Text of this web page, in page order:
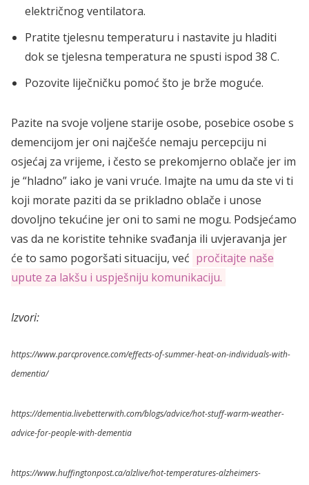
električnog ventilatora.
Pratite tjelesnu temperaturu i nastavite ju hladiti
dok se tjelesna temperatura ne spusti ispod 38 C.
Pozovite liječničku pomoć što je brže moguće.
Pazite na svoje voljene starije osobe, posebice osobe s
demencijom jer oni najčešće nemaju percepciju ni
osjećaj za vrijeme, i često se prekomjerno oblače jer im
je “hladno” iako je vani vruće. Imajte na umu da ste vi ti
koji morate paziti da se prikladno oblače i unose
dovoljno tekućine jer oni to sami ne mogu. Podsjećamo
vas da ne koristite tehnike svađanja ili uvjeravanja jer
će to samo pogoršati situaciju, već pročitajte naše
upute za lakšu i uspješniju komunikaciju.
Izvori:
https://www.parcprovence.com/effects-of-summer-heat-on-individuals-with-
dementia/
https://dementia.livebetterwith.com/blogs/advice/hot-stuff-warm-weather-
advice-for-people-with-dementia
https://www.huffingtonpost.ca/alzlive/hot-temperatures-alzheimers-